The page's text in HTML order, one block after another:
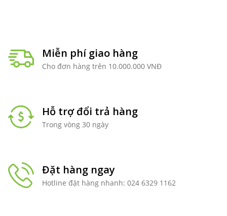
Miễn phí giao hàng
Cho đơn hàng trên 10.000.000 VNĐ
Hỗ trợ đổi trả hàng
Trong vòng 30 ngày
Đặt hàng ngay
Hotline đặt hàng nhanh: 024 6329 1162